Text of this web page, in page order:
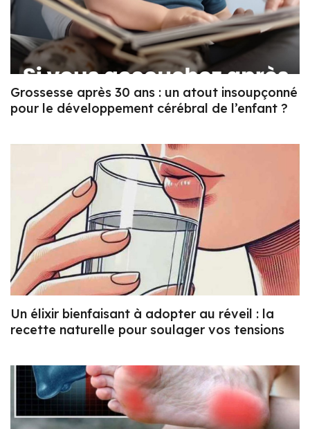
Grossesse après 30 ans : un atout insoupçonné
pour le développement cérébral de l’enfant ?
Un élixir bienfaisant à adopter au réveil : la
recette naturelle pour soulager vos tensions